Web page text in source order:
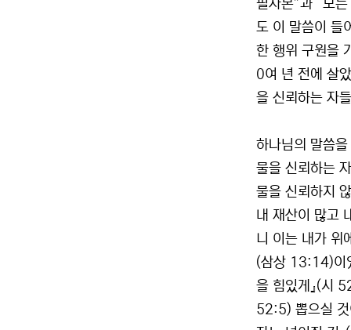
필사본”과 “모
도 이 말씀이 들
한 행위 구원을
0여 년 전에 살
을 신뢰하는 자
하나님의 말씀
물을 신뢰하는
물을 신뢰하지
내 재산이 많고
니 이는 내가 위
(삼상 13:14)이
을 힘있게』(시
52:5) 뽑으실 것